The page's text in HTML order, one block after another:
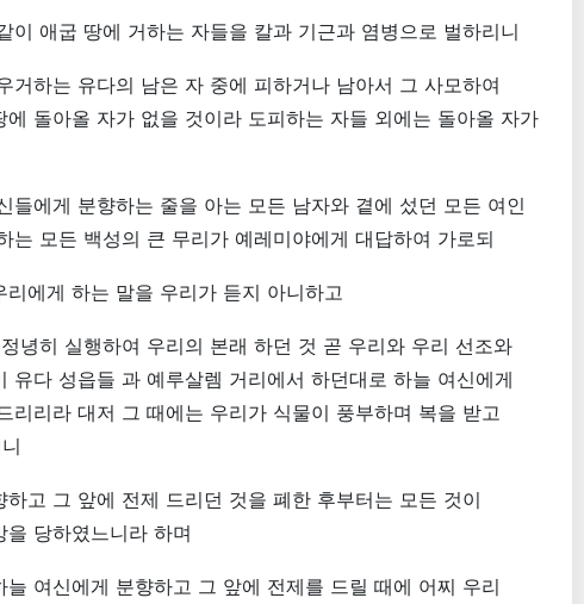
이 애굽 땅에 거하는 자들을 칼과 기근과 염병으로 벌하리니
거하는 유다의 남은 자 중에 피하거나 남아서 그 사모하여
에 돌아올 자가 없을 것이라 도피하는 자들 외에는 돌아올 자가
들에게 분향하는 줄을 아는 모든 남자와 곁에 섰던 모든 여인
는 모든 백성의 큰 무리가 예레미야에게 대답하여 가로되
에게 하는 말을 우리가 듣지 아니하고
녕히 실행하여 우리의 본래 하던 것 곧 우리와 우리 선조와
유다 성읍들 과 예루살렘 거리에서 하던대로 하늘 여신에게
리리라 대저 그 때에는 우리가 식물이 풍부하며 복을 받고
고 그 앞에 전제 드리던 것을 폐한 후부터는 모든 것이
당하였느니라 하며
여신에게 분향하고 그 앞에 전제를 드릴 때에 어찌 우리